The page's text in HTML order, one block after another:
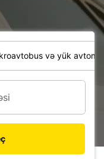
və yük